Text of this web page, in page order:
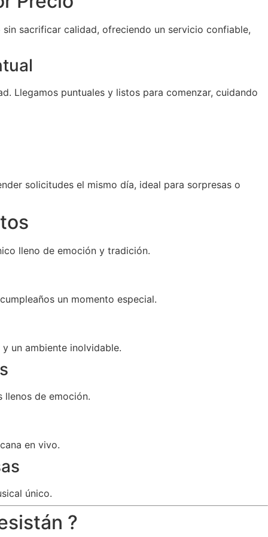
sacrificar calidad, ofreciendo un servicio confiable,
Llegamos puntuales y listos para comenzar, cuidando
solicitudes el mismo día, ideal para sorpresas o
lleno de emoción y tradición.
un momento especial.
un ambiente inolvidable.
llenos de emoción.
en vivo.
único.
?